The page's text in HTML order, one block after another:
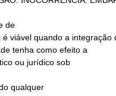
de
qualquer